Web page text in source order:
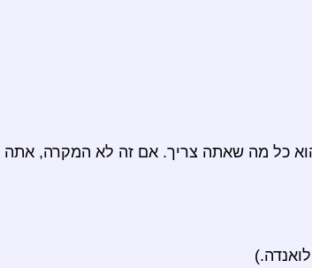
כל מה שאתה צריך. אם זה לא המקרה, אתה